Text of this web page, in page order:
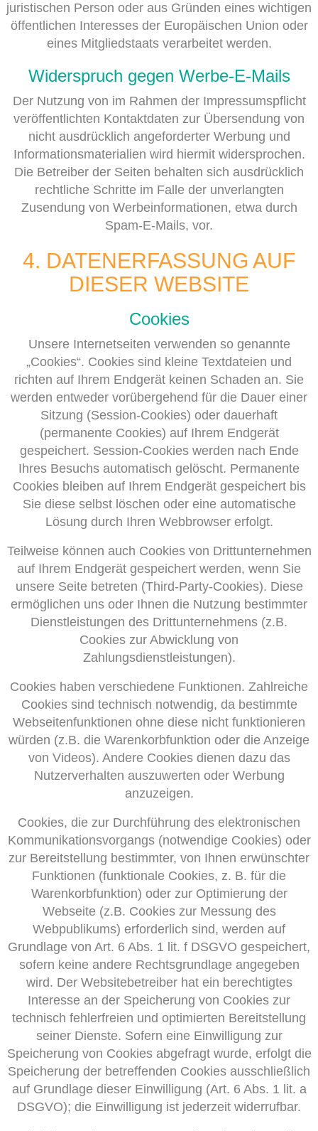
juristischen Person oder aus Gründen eines wichtigen
öffentlichen Interesses der Europäischen Union oder
eines Mitgliedstaats verarbeitet werden.
Widerspruch gegen Werbe-E-Mails
Der Nutzung von im Rahmen der Impressumspflicht
veröffentlichten Kontaktdaten zur Übersendung von
nicht ausdrücklich angeforderter Werbung und
Informationsmaterialien wird hiermit widersprochen.
Die Betreiber der Seiten behalten sich ausdrücklich
rechtliche Schritte im Falle der unverlangten
Zusendung von Werbeinformationen, etwa durch
Spam-E-Mails, vor.
4. DATENERFASSUNG AUF
DIESER WEBSITE
Cookies
Unsere Internetseiten verwenden so genannte
„Cookies“. Cookies sind kleine Textdateien und
richten auf Ihrem Endgerät keinen Schaden an. Sie
werden entweder vorübergehend für die Dauer einer
Sitzung (Session-Cookies) oder dauerhaft
(permanente Cookies) auf Ihrem Endgerät
gespeichert. Session-Cookies werden nach Ende
Ihres Besuchs automatisch gelöscht. Permanente
Cookies bleiben auf Ihrem Endgerät gespeichert bis
Sie diese selbst löschen oder eine automatische
Lösung durch Ihren Webbrowser erfolgt.
Teilweise können auch Cookies von Drittunternehmen
auf Ihrem Endgerät gespeichert werden, wenn Sie
unsere Seite betreten (Third-Party-Cookies). Diese
ermöglichen uns oder Ihnen die Nutzung bestimmter
Dienstleistungen des Drittunternehmens (z.B.
Cookies zur Abwicklung von
Zahlungsdienstleistungen).
Cookies haben verschiedene Funktionen. Zahlreiche
Cookies sind technisch notwendig, da bestimmte
Webseitenfunktionen ohne diese nicht funktionieren
würden (z.B. die Warenkorbfunktion oder die Anzeige
von Videos). Andere Cookies dienen dazu das
Nutzerverhalten auszuwerten oder Werbung
anzuzeigen.
Cookies, die zur Durchführung des elektronischen
Kommunikationsvorgangs (notwendige Cookies) oder
zur Bereitstellung bestimmter, von Ihnen erwünschter
Funktionen (funktionale Cookies, z. B. für die
Warenkorbfunktion) oder zur Optimierung der
Webseite (z.B. Cookies zur Messung des
Webpublikums) erforderlich sind, werden auf
Grundlage von Art. 6 Abs. 1 lit. f DSGVO gespeichert,
sofern keine andere Rechtsgrundlage angegeben
wird. Der Websitebetreiber hat ein berechtigtes
Interesse an der Speicherung von Cookies zur
technisch fehlerfreien und optimierten Bereitstellung
seiner Dienste. Sofern eine Einwilligung zur
Speicherung von Cookies abgefragt wurde, erfolgt die
Speicherung der betreffenden Cookies ausschließlich
auf Grundlage dieser Einwilligung (Art. 6 Abs. 1 lit. a
DSGVO); die Einwilligung ist jederzeit widerrufbar.